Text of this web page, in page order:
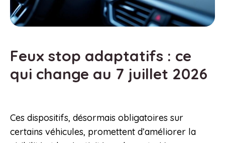
Feux stop adaptatifs : ce
qui change au 7 juillet 2026
Ces dispositifs, désormais obligatoires sur
certains véhicules, promettent d’améliorer la